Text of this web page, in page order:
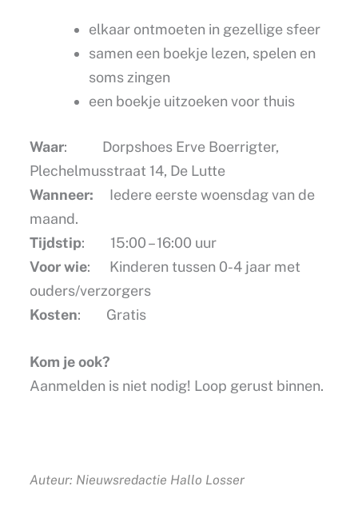
elkaar ontmoeten in gezellige sfeer
samen een boekje lezen, spelen en
soms zingen
een boekje uitzoeken voor thuis
Waar: Dorpshoes Erve Boerrigter,
Plechelmusstraat 14, De Lutte
Wanneer: Iedere eerste woensdag van de
maand.
Tijdstip: 15:00 – 16:00 uur
Voor wie: Kinderen tussen 0-4 jaar met
ouders/verzorgers
Kosten: Gratis
Kom je ook?
Aanmelden is niet nodig! Loop gerust binnen.
Auteur: Nieuwsredactie Hallo Losser